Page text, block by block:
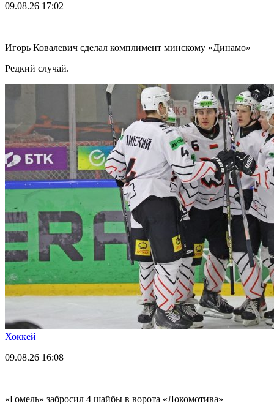
09.08.26 17:02
Игорь Ковалевич сделал комплимент минскому «Динамо»
Редкий случай.
Хоккей
09.08.26 16:08
«Гомель» забросил 4 шайбы в ворота «Локомотива»